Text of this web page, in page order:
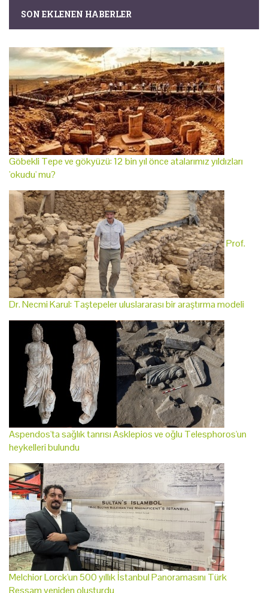
SON EKLENEN HABERLER
Göbekli Tepe ve gökyüzü: 12 bin yıl önce atalarımız yıldızları
'okudu' mu?
Prof.
Dr. Necmi Karul: Taştepeler uluslararası bir araştırma modeli
Aspendos'ta sağlık tanrısı Asklepios ve oğlu Telesphoros'un
heykelleri bulundu
Melchior Lorck'un 500 yıllık İstanbul Panoramasını Türk
Ressam yeniden oluşturdu